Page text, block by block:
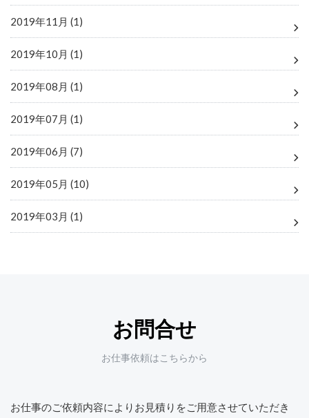
2019年11月 (1)
2019年10月 (1)
2019年08月 (1)
2019年07月 (1)
2019年06月 (7)
2019年05月 (10)
2019年03月 (1)
お問合せ
お仕事依頼はこちらから
お仕事のご依頼内容によりお見積りをご用意させていただき